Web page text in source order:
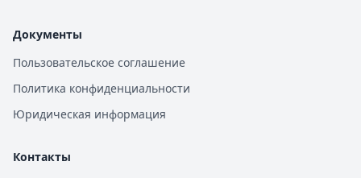
Документы
Пользовательское соглашение
Политика конфиденциальности
Юридическая информация
Контакты